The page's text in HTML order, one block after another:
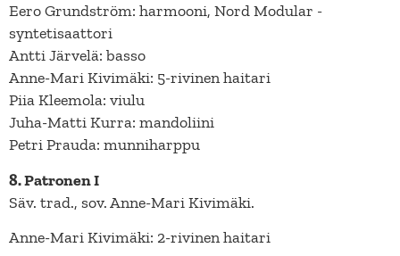
Eero Grundström: harmooni, Nord Modular -
syntetisaattori
Antti Järvelä: basso
Anne-Mari Kivimäki: 5-rivinen haitari
Piia Kleemola: viulu
Juha-Matti Kurra: mandoliini
Petri Prauda: munniharppu
8. Patronen I
Säv. trad., sov. Anne-Mari Kivimäki.
Anne-Mari Kivimäki: 2-rivinen haitari